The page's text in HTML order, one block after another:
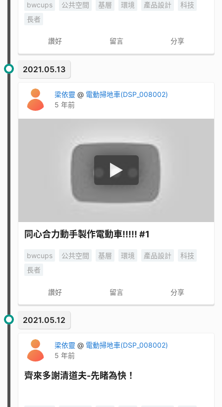
bwcups 公共空間 基層 環境 產品設計
科技
長者
讚好 留言 分享
2021.05.13
梁依靈 @ 電動掃地車(DSP_008002)
5 年前
同心合力動手製作電動車!!!!! #1
bwcups 公共空間 基層 環境 產品設計
科技
長者
讚好 留言 分享
2021.05.12
梁依靈 @ 電動掃地車(DSP_008002)
5 年前
齊來多謝清道夫-先睹為快！